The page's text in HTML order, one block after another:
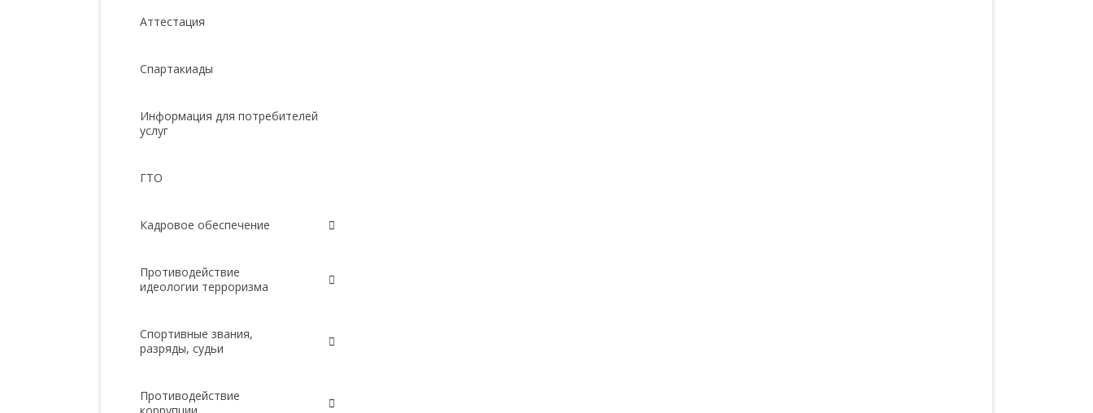
Аттестация
Спартакиады
Информация для потребителей
услуг
ГТО
Кадровое обеспечение
Противодействие
идеологии терроризма
Спортивные звания,
разряды, судьи
Противодействие